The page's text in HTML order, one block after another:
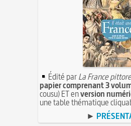
Édité parLa France
papier comprenant 3
cousu) ET enversion
une table thématique
►